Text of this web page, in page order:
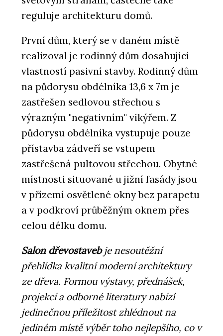
reguluje architekturu domů.
První dům, který se v daném místě
realizoval je rodinný dům dosahující
vlastností pasivní stavby. Rodinný dům
na půdorysu obdélníka 13,6 x 7m je
zastřešen sedlovou střechou s
výrazným "negativním" vikýřem. Z
půdorysu obdélníka vystupuje pouze
přístavba zádveří se vstupem
zastřešená pultovou střechou. Obytné
místnosti situované u jižní fasády jsou
v přízemí osvětlené okny bez parapetu
a v podkroví průběžným oknem přes
celou délku domu.
Salon dřevostavebje nesoutěžní
přehlídka kvalitní moderní architektury
ze dřeva. Formou výstavy, přednášek,
projekcí a odborné literatury nabízí
jedinečnou příležitost zhlédnout na
jediném místě výběr toho nejlepšího, co v